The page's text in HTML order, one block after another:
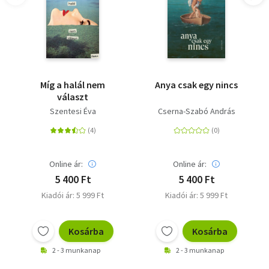
katonákkal, kispesti kalapszalonnal, színházzal és sok-
sok röhögéssel. Sándor Erzsi és anyja, amint átröhögték a
huszadik századot. Letehetetlen könyv. Szüts Miklós,
festőművész
évig volt színész Miskolcon és Kecskeméten, tizennyolc
évig volt a Magyar Rádió szerkesztője. Többnyire újságíró.
Szegény anyám, ha látnám című könyve 2013-ban jelent
Míg a halál nem
választ
Szentesi Éva
Online ár:
5 400 Ft
Kiadói ár: 5 999 Ft
Kosárba
2 - 3 munkanap
Anya csak egy nincs
Cserna-Szabó András
Online ár:
5 400 Ft
Kiadói ár: 5 999 Ft
Kosárba
2 - 3 munkanap